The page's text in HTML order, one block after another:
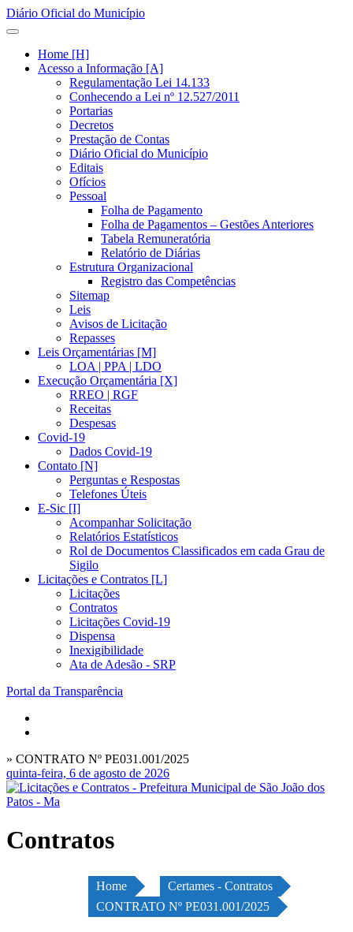
Diário Oficial do Município
Home [H]
Acesso a Informação [A]
Regulamentação Lei 14.133
Conhecendo a Lei nº 12.527/2011
Portarias
Decretos
Prestação de Contas
Diário Oficial do Município
Editais
Ofícios
Pessoal
Folha de Pagamento
Folha de Pagamentos – Gestões Anteriores
Tabela Remuneratória
Relatório de Diárias
Estrutura Organizacional
Registro das Competências
Sitemap
Leis
Avisos de Licitação
Repasses
Leis Orçamentárias [M]
LOA | PPA | LDO
Execução Orçamentária [X]
RREO | RGF
Receitas
Despesas
Covid-19
Dados Covid-19
Contato [N]
Perguntas e Respostas
Telefones Úteis
E-Sic [I]
Acompanhar Solicitação
Relatórios Estatísticos
Rol de Documentos Classificados em cada Grau de
Sigilo
Licitações e Contratos [L]
Licitações
Contratos
Licitações Covid-19
Dispensa
Inexigibilidade
Ata de Adesão - SRP
Portal da Transparência
» CONTRATO Nº PE031.001/2025
quinta-feira, 6 de agosto de 2026
Contratos
Home
Certames - Contratos
CONTRATO Nº PE031.001/2025